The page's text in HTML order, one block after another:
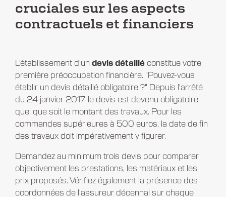
cruciales sur les aspects
contractuels et financiers
L'établissement d'un devis détailléconstitue votre
première préoccupation financière. "Pouvez-vous
établir un devis détaillé obligatoire ?" Depuis l'arrêté
du 24 janvier 2017, le devis est devenu obligatoire
quel que soit le montant des travaux. Pour les
commandes supérieures à 500 euros, la date de fin
des travaux doit impérativement y figurer.
Demandez au minimum trois devis pour comparer
objectivement les prestations, les matériaux et les
prix proposés. Vérifiez également la présence des
coordonnées de l'assureur décennal sur chaque